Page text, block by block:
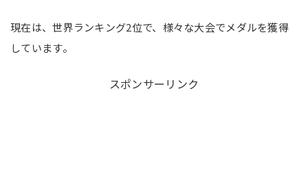
現在は、世界ランキング2位で、様々な大会でメダルを獲得
しています。
スポンサーリンク